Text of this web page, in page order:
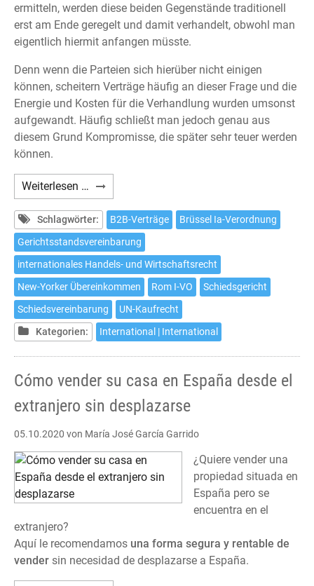
ermitteln, werden diese beiden Gegenstände traditionell
erst am Ende geregelt und damit verhandelt, obwohl man
eigentlich hiermit anfangen müsste.
Denn wenn die Parteien sich hierüber nicht einigen
können, scheitern Verträge häufig an dieser Frage und die
Energie und Kosten für die Verhandlung wurden umsonst
aufgewandt. Häufig schließt man jedoch genau aus
diesem Grund Kompromisse, die später sehr teuer werden
können.
Weiterlesen … Gerichtsstandsvereinbarungen
in
B2B-
Verträgen
sinnvoll
verhandeln
Schlagwörter: B2B-Verträge
Brüssel Ia-Verordnung
Gerichtsstandsvereinbarung
internationales Handels- und Wirtschaftsrecht
New-Yorker Übereinkommen
Rom I-VO
Schiedsgericht
Schiedsvereinbarung
UN-Kaufrecht
Kategorien:
International | International
Cómo vender su casa en España desde el
extranjero sin desplazarse
05.10.2020 von María José García Garrido
¿Quiere vender una
propiedad situada en
España pero se
encuentra en el
extranjero?
Aquí le recomendamos una forma segura y rentable de
vender sin necesidad de desplazarse a España.